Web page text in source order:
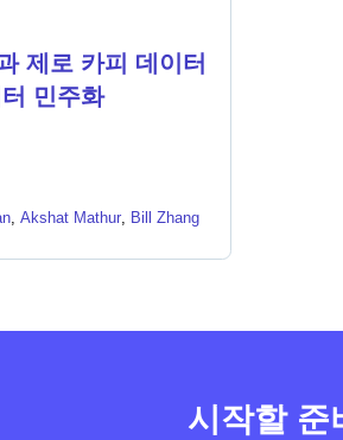
제로 카피 데이터
민주화
, Akshat Mathur, Bill Zhang
시작할 준